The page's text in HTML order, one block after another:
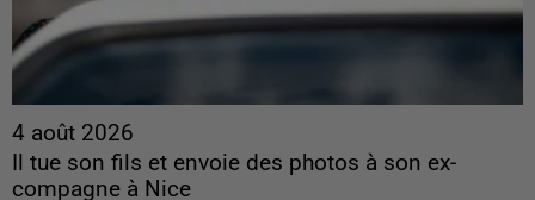
4 août 2026
Il tue son fils et envoie des photos à son ex-
compagne à Nice